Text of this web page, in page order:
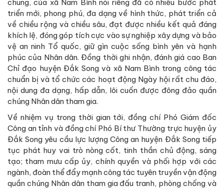
chung, của xã Nam Bình nói riêng đã có nhiều bước phát
triển mới, phong phú, đa dạng về hình thức, phát triển cả
về chiều rộng và chiều sâu, đạt được nhiều kết quả đáng
khích lệ, đóng góp tích cực vào sự nghiệp xây dựng và bảo
vệ an ninh Tổ quốc, giữ gìn cuộc sống bình yên và hạnh
phúc của Nhân dân. Đồng thời ghi nhận, đánh giá cao Ban
Chỉ đạo huyện Đắk Song và xã Nam Bình trong công tác
chuẩn bị và tổ chức các hoạt động Ngày hội rất chu đáo,
nội dung đa dạng, hấp dẫn, lôi cuốn được đông đảo quần
chúng Nhân dân tham gia.
Về nhiệm vụ trong thời gian tới, đồng chí Phó Giám đốc
Công an tỉnh và đồng chí Phó Bí thư Thường trực huyện ủy
Đắk Song yêu cầu lực lượng Công an huyện Đắk Song tiếp
tục phát huy vai trò nòng cốt, tinh thần chủ động, sáng
tạo; tham mưu cấp ủy, chính quyền và phối hợp với các
ngành, đoàn thể đẩy mạnh công tác tuyên truyền vận động
quần chúng Nhân dân tham gia đấu tranh, phòng chống và